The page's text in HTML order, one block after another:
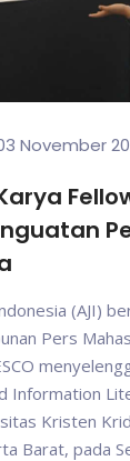
November
(AJI)
Pers
Information
Kristen
Barat, pada